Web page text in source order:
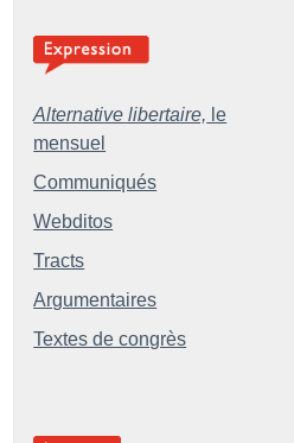
Alternative libertaire, le
mensuel
Communiqués
Webditos
Tracts
Argumentaires
Textes de congrès